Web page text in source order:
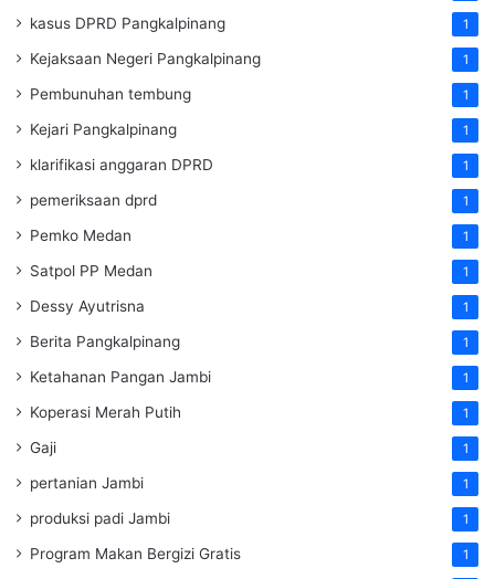
kasus DPRD Pangkalpinang 1
Kejaksaan Negeri Pangkalpinang 1
Pembunuhan tembung 1
Kejari Pangkalpinang 1
klarifikasi anggaran DPRD 1
pemeriksaan dprd 1
Pemko Medan 1
Satpol PP Medan 1
Dessy Ayutrisna 1
Berita Pangkalpinang 1
Ketahanan Pangan Jambi 1
Koperasi Merah Putih 1
Gaji 1
pertanian Jambi 1
produksi padi Jambi 1
Program Makan Bergizi Gratis 1